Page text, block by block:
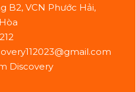
B2, VCN Phước Hải,
Discovery